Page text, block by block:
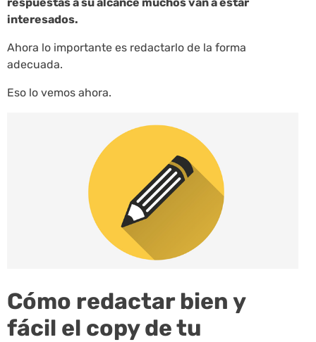
interesados.
Ahora lo importante es redactarlo de la forma
adecuada.
Eso lo vemos ahora.
Cómo redactar bien y
fácil el copy de tu